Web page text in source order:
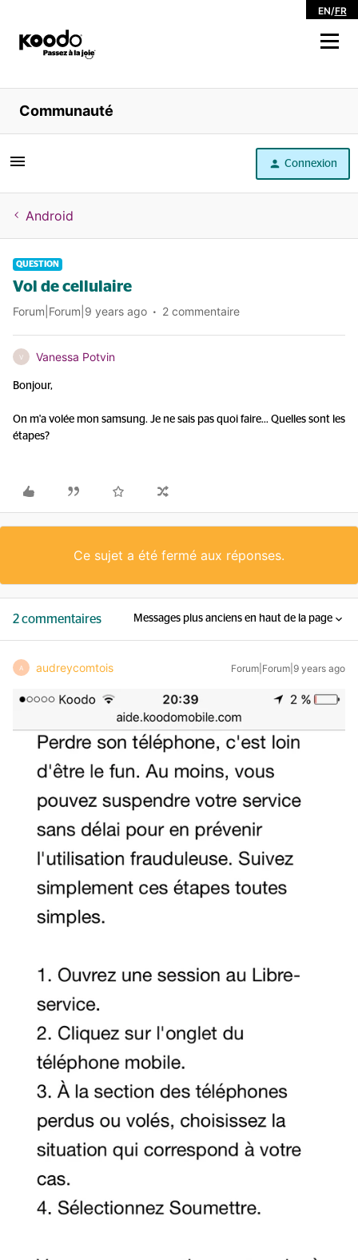
EN/FR
Magasiner
Libre service
Aide
Communauté
Connexion
Android
QUESTION
Vol de cellulaire
Forum|Forum|9 years ago 2 commentaire
V Vanessa Potvin
Bonjour,
On m'a volée mon samsung. Je ne sais pas quoi faire... Quelles sont les
étapes?
Ce sujet a été fermé aux réponses.
2 commentaires Messages plus anciens en haut de la page
A audreycomtois Forum|Forum|9 years ago